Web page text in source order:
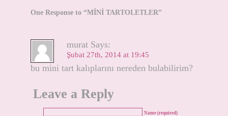
One Response to “MİNİ TARTOLETLER”
murat Says:
Şubat 27th, 2014 at 19:45
bu mini tart kalıplarını nereden bulabilirim?
Leave a Reply
Name (required)